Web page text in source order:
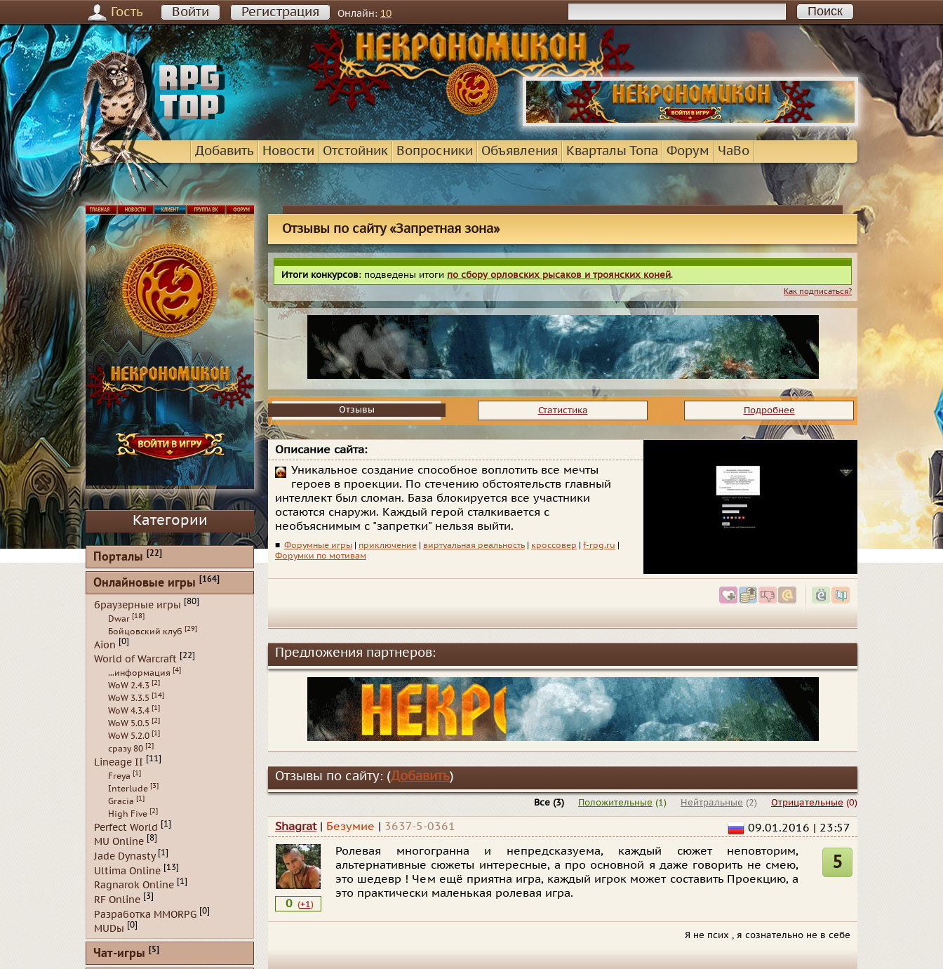
Гость Войти Регистрация Онлайн: 10
Добавить Новости Отстойник Вопросники Объявления Кварталы Топа Форум ЧаВо
Отзывы по сайту «Запретная зона»
Итоги конкурсов: подведены итоги по сбору орловских рысаков и троянских коней.
Как подписаться?
Отзывы
Отзывы Статистика Подробнее
Описание сайта:
Уникальное создание способное воплотить все мечты
героев в проекции. По стечению обстоятельств главный
интеллект был сломан. База блокируется все участники
остаются снаружи. Каждый герой сталкивается с
необъяснимым с "запретки" нельзя выйти.
■ Форумные игры приключение виртуальная реальность кроссовер f-rpg.ru
Форумки по мотивам
Предложения партнеров:
Отзывы по сайту: (Добавить)
Отрицательные (0)
Нейтральные (2)
Положительные (1)
Все (3)
Shagrat | Безумие | 3637-5-0361 09.01.2016 | 23:57
0 (+1)
Ролевая многогранна и непредсказуема, каждый сюжет неповторим,
альтернативные сюжеты интересные, а про основной я даже говорить не смею,
это шедевр ! Чем ещё приятна игра, каждый игрок может составить Проекцию, а
это практически маленькая ролевая игра.
5
Я не псих , я сознательно не в себе
Категории
Порталы [22]
Онлайновые игры [164]
браузерные игры [80]
Dwar [18]
Бойцовский клуб [29]
Aion [0]
World of Warcraft [22]
...информация [4]
WoW 2.4.3 [2]
WoW 3.3.5 [14]
WoW 4.3.4 [1]
WoW 5.0.5 [2]
WoW 5.2.0 [1]
сразу 80 [2]
Lineage II [11]
Freya [1]
Interlude [3]
Gracia [1]
High Five [2]
Perfect World [1]
MU Online [8]
Jade Dynasty [1]
Ultima Online [13]
Ragnarok Online [1]
RF Online [3]
Разработка MMORPG [0]
MUDы [0]
Чат-игры [5]